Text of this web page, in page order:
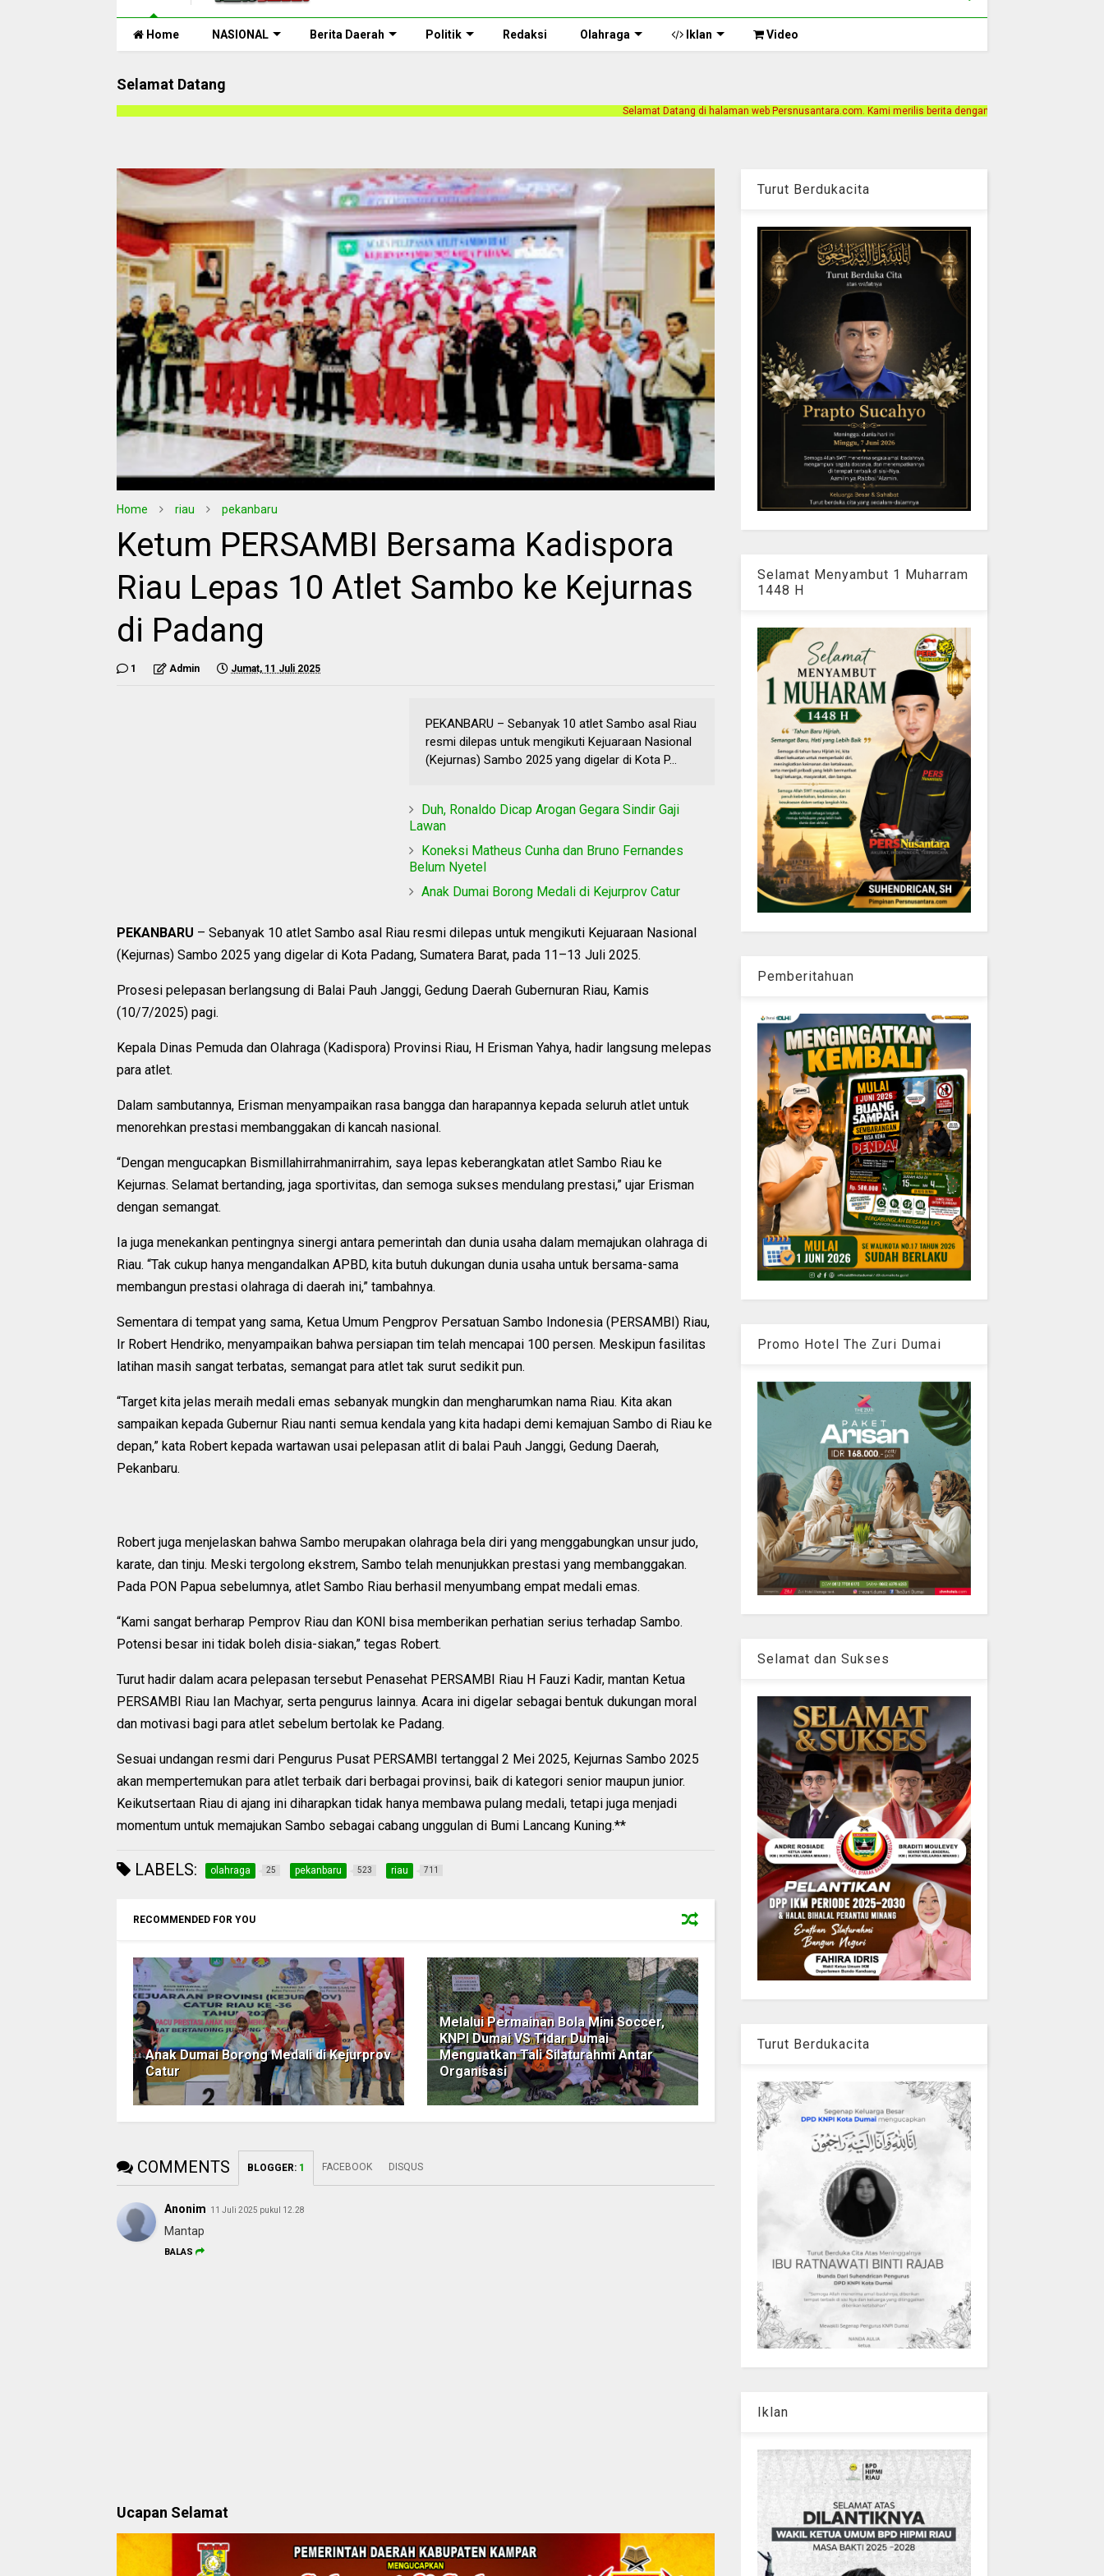
Home NASIONAL Berita Daerah Politik Redaksi Olahraga Iklan Video
Selamat Datang
Selamat Datang di halaman web Persnusantara.com. Kami merilis berita dengan motto Akurat, Independen, Terpercaya. Alamat
Home riau pekanbaru
Ketum PERSAMBI Bersama Kadispora
Riau Lepas 10 Atlet Sambo ke Kejurnas
di Padang
1 Admin Jumat, 11 Juli 2025
PEKANBARU – Sebanyak 10 atlet Sambo asal Riau
resmi dilepas untuk mengikuti Kejuaraan Nasional
(Kejurnas) Sambo 2025 yang digelar di Kota P...
Duh, Ronaldo Dicap Arogan Gegara Sindir Gaji
Lawan
Koneksi Matheus Cunha dan Bruno Fernandes
Belum Nyetel
Anak Dumai Borong Medali di Kejurprov Catur
PEKANBARU – Sebanyak 10 atlet Sambo asal Riau resmi dilepas untuk mengikuti Kejuaraan Nasional
(Kejurnas) Sambo 2025 yang digelar di Kota Padang, Sumatera Barat, pada 11–13 Juli 2025.
Prosesi pelepasan berlangsung di Balai Pauh Janggi, Gedung Daerah Gubernuran Riau, Kamis
(10/7/2025) pagi.
Kepala Dinas Pemuda dan Olahraga (Kadispora) Provinsi Riau, H Erisman Yahya, hadir langsung melepas
para atlet.
Dalam sambutannya, Erisman menyampaikan rasa bangga dan harapannya kepada seluruh atlet untuk
menorehkan prestasi membanggakan di kancah nasional.
“Dengan mengucapkan Bismillahirrahmanirrahim, saya lepas keberangkatan atlet Sambo Riau ke
Kejurnas. Selamat bertanding, jaga sportivitas, dan semoga sukses mendulang prestasi,” ujar Erisman
dengan semangat.
Ia juga menekankan pentingnya sinergi antara pemerintah dan dunia usaha dalam memajukan olahraga di
Riau. “Tak cukup hanya mengandalkan APBD, kita butuh dukungan dunia usaha untuk bersama-sama
membangun prestasi olahraga di daerah ini,” tambahnya.
Sementara di tempat yang sama, Ketua Umum Pengprov Persatuan Sambo Indonesia (PERSAMBI) Riau,
Ir Robert Hendriko, menyampaikan bahwa persiapan tim telah mencapai 100 persen. Meskipun fasilitas
latihan masih sangat terbatas, semangat para atlet tak surut sedikit pun.
“Target kita jelas meraih medali emas sebanyak mungkin dan mengharumkan nama Riau. Kita akan
sampaikan kepada Gubernur Riau nanti semua kendala yang kita hadapi demi kemajuan Sambo di Riau ke
depan,” kata Robert kepada wartawan usai pelepasan atlit di balai Pauh Janggi, Gedung Daerah,
Pekanbaru.
Robert juga menjelaskan bahwa Sambo merupakan olahraga bela diri yang menggabungkan unsur judo,
karate, dan tinju. Meski tergolong ekstrem, Sambo telah menunjukkan prestasi yang membanggakan.
Pada PON Papua sebelumnya, atlet Sambo Riau berhasil menyumbang empat medali emas.
“Kami sangat berharap Pemprov Riau dan KONI bisa memberikan perhatian serius terhadap Sambo.
Potensi besar ini tidak boleh disia-siakan,” tegas Robert.
Turut hadir dalam acara pelepasan tersebut Penasehat PERSAMBI Riau H Fauzi Kadir, mantan Ketua
PERSAMBI Riau Ian Machyar, serta pengurus lainnya. Acara ini digelar sebagai bentuk dukungan moral
dan motivasi bagi para atlet sebelum bertolak ke Padang.
Sesuai undangan resmi dari Pengurus Pusat PERSAMBI tertanggal 2 Mei 2025, Kejurnas Sambo 2025
akan mempertemukan para atlet terbaik dari berbagai provinsi, baik di kategori senior maupun junior.
Keikutsertaan Riau di ajang ini diharapkan tidak hanya membawa pulang medali, tetapi juga menjadi
momentum untuk memajukan Sambo sebagai cabang unggulan di Bumi Lancang Kuning.**
LABELS: olahraga 25 pekanbaru 523 riau 711
RECOMMENDED FOR YOU
Anak Dumai Borong Medali di Kejurprov
Catur
Melalui Permainan Bola Mini Soccer,
KNPI Dumai VS Tidar Dumai
Menguatkan Tali Silaturahmi Antar
Organisasi
COMMENTS BLOGGER: 1 FACEBOOK DISQUS
Anonim 11 Juli 2025 pukul 12.28
Mantap
BALAS
Ucapan Selamat
Turut Berdukacita
Selamat Menyambut 1 Muharram
1448 H
Pemberitahuan
Promo Hotel The Zuri Dumai
Selamat dan Sukses
Turut Berdukacita
Iklan